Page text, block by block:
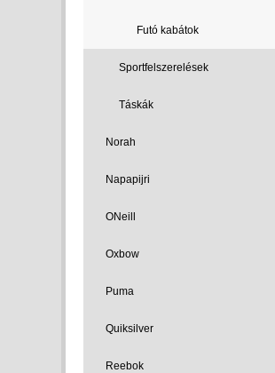
Futó kabátok
Sportfelszerelések
Táskák
Norah
Napapijri
ONeill
Oxbow
Puma
Quiksilver
Reebok